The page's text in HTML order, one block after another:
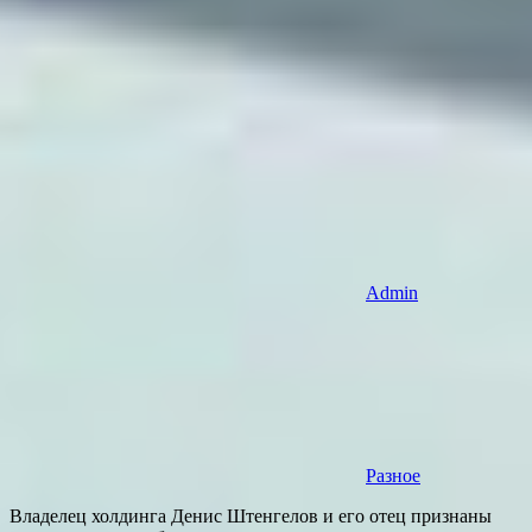
Admin
Разное
Владелец холдинга Денис Штенгелов и его отец признаны